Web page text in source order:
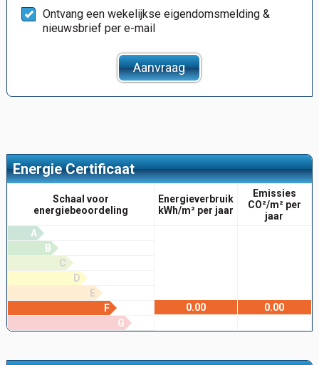
Ontvang een wekelijkse eigendomsmelding &
nieuwsbrief per e-mail
Aanvraag
Energie Certificaat
Schaal voor
energiebeoordeling
Energieverbruik
kWh/m² per jaar
Emissies
CO²/m² per
jaar
A
B
C
D
E
F
0.00
0.00
G